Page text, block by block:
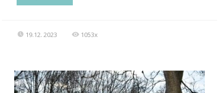
19.12. 2023 1053x